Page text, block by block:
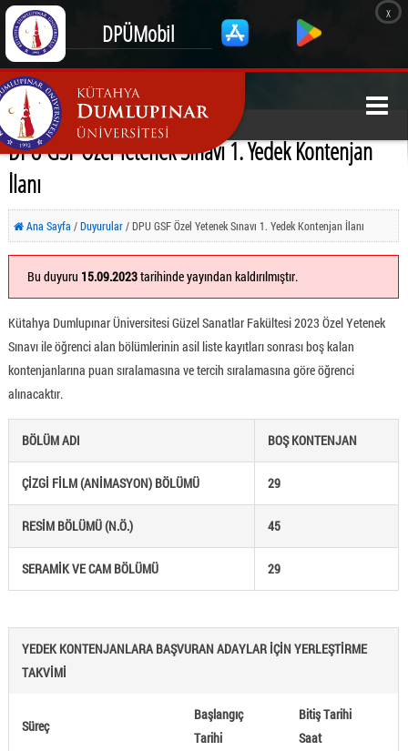
DPÜMobil
x
DPU GSF Özel Yetenek Sınavı 1. Yedek Kontenjan
İlanı
Ana Sayfa /Duyurular/ DPU GSF Özel Yetenek Sınavı 1. Yedek Kontenjan İlanı
Bu duyuru 15.09.2023tarihinde yayından kaldırılmıştır.
Kütahya Dumlupınar Üniversitesi Güzel Sanatlar Fakültesi 2023 Özel Yetenek
Sınavı ile öğrenci alan bölümlerinin asil liste kayıtları sonrası boş kalan
kontenjanlarına puan sıralamasına ve tercih sıralamasına göre öğrenci
alınacaktır.
BÖLÜM ADI BOŞ KONTENJAN
ÇİZGİ FİLM (ANİMASYON) BÖLÜMÜ 29
RESİM BÖLÜMÜ (N.Ö.) 45
SERAMİK VE CAM BÖLÜMÜ 29
YEDEK KONTENJANLARA BAŞVURAN ADAYLAR İÇİN YERLEŞTİRME
TAKVİMİ
Süreç
Başlangıç
Tarihi
Bitiş Tarihi
Saat